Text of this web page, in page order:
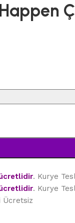
. Kurye
. Kurye
Ücretsiz